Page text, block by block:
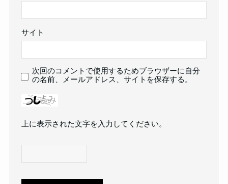
サイト
次回のコメントで使用するためブラウザーに自分
の名前、メールアドレス、サイトを保存する。
上に表示された文字を入力してください。